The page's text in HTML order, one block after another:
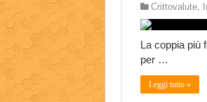
Crittovalute,
La coppia più
per …
Leggi tutto »